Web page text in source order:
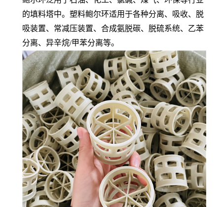
的填料塔中。塑料鲍尔环适用于各种分离、吸收、脱
吸装置、常减压装置、合成氨脱碳、脱硫系统、乙苯
分离、异辛烷/甲苯分离等。